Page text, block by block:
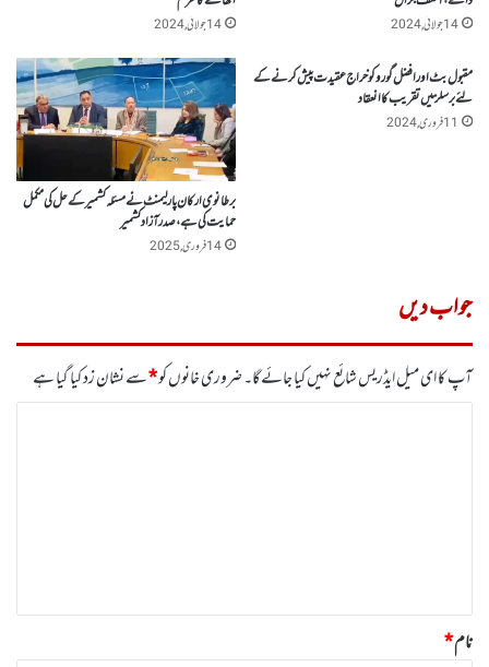
14 جولائی, 2024 14 جولائی, 2024
مقبول بٹ اور افضل گورو کو خراج عقیدت پیش کرنے کے
لئے برسلز میں تقریب کا انعقاد
11 فروری, 2024
برطانوی ارکان پارلیمنٹ نے مسئلہ کشمیر کے حل کی مکمل
حمایت کی ہے، صدر آزاد کشمیر
14 فروری, 2025
جواب دیں
آپ کا ای میل ایڈریس شائع نہیں کیا جائے گا۔ضروری خانوں کو*سے نشان زد کیا گیا ہے
نام*